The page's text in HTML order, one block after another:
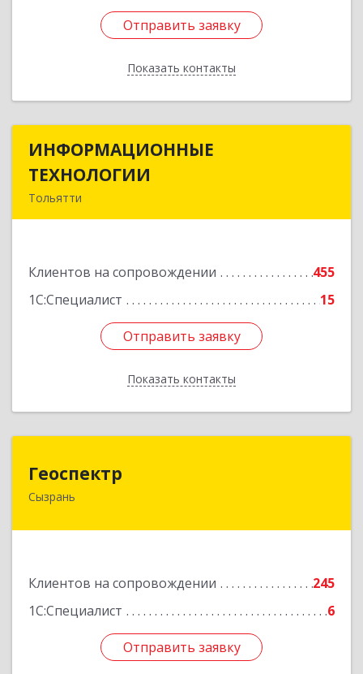
Отправить заявку
Показать контакты
Отправить заявку
Назад
ИНФОРМАЦИОННЫЕ
ТЕХНОЛОГИИ
Тольятти
Клиентов на сопровождении
455
1С:Специалист
15
Отправить заявку
Показать контакты
ИНФОРМАЦИОННЫЕ
Подробнее
Отправить заявку
Назад
Геоспектр
Сызрань
Клиентов на сопровождении
245
1С:Специалист
6
Отправить заявку
446001, Самарская обл, Сызрань г, Кирова ул,
Отправить заявку